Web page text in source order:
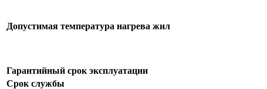
Допустимая температура нагрева жил
Гарантийный срок эксплуатации
Срок службы